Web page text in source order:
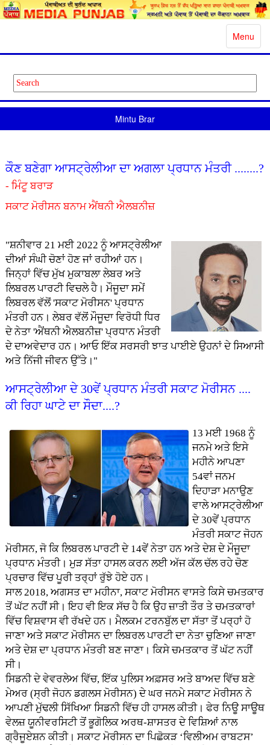
Toggle
Menu
Mintu Brar
ਕੌਣ ਬਣੇਗਾ ਆਸਟ੍ਰੇਲੀਆ ਦਾ ਅਗਲਾ ਪ੍ਰਧਾਨ ਮੰਤਰੀ ........?
- ਮਿੰਟੂ ਬਰਾੜ
ਸਕਾਟ ਮੋਰੀਸਨ ਬਨਾਮ ਐਂਥਨੀ ਐਲਬਨੀਜ਼
"ਸ਼ਨੀਵਾਰ 21 ਮਈ 2022 ਨੂੰ ਆਸਟ੍ਰੇਲੀਆ
ਦੀਆਂ ਸੰਘੀ ਚੋਣਾਂ ਹੋਣ ਜਾਂ ਰਹੀਆਂ ਹਨ।
ਜਿਨ੍ਹਾਂ ਵਿੱਚ ਮੁੱਖ ਮੁਕਾਬਲਾ ਲੇਬਰ ਅਤੇ
ਲਿਬਰਲ ਪਾਰਟੀ ਵਿਚਲੇ ਹੈ। ਮੌਜੂਦਾ ਸਮੇਂ
ਲਿਬਰਲ ਵੱਲੋਂ 'ਸਕਾਟ ਮੋਰੀਸਨ' ਪ੍ਰਧਾਨ
ਮੰਤਰੀ ਹਨ। ਲੇਬਰ ਵੱਲੋਂ ਮੌਜੂਦਾ ਵਿਰੋਧੀ ਧਿਰ
ਦੇ ਨੇਤਾ 'ਐਂਥਨੀ ਐਲਬਨੀਜ਼' ਪ੍ਰਧਾਨ ਮੰਤਰੀ
ਦੇ ਦਾਅਵੇਦਾਰ ਹਨ। ਆਓ ਇੱਕ ਸਰਸਰੀ ਝਾਤ ਪਾਈਏ ਉਹਨਾਂ ਦੇ ਸਿਆਸੀ
ਅਤੇ ਨਿੱਜੀ ਜੀਵਨ ਉੱਤੇ।"
ਆਸਟ੍ਰੇਲੀਆ ਦੇ 30ਵੇਂ ਪ੍ਰਧਾਨ ਮੰਤਰੀ ਸਕਾਟ ਮੋਰੀਸਨ ....
ਕੀ ਰਿਹਾ ਘਾਟੇ ਦਾ ਸੌਦਾ....?
13 ਮਈ 1968 ਨੂੰ
ਜਨਮੇ ਅਤੇ ਇਸੇ
ਮਹੀਨੇ ਆਪਣਾ
54ਵਾਂ ਜਨਮ
ਦਿਹਾੜਾ ਮਨਾਉਣ
ਵਾਲੇ ਆਸਟ੍ਰੇਲੀਆ
ਦੇ 30ਵੇਂ ਪ੍ਰਧਾਨ
ਮੰਤਰੀ ਸਕਾਟ ਜੋਹਨ
ਮੋਰੀਸਨ, ਜੋ ਕਿ ਲਿਬਰਲ ਪਾਰਟੀ ਦੇ 14ਵੇਂ ਨੇਤਾ ਹਨ ਅਤੇ ਦੇਸ਼ ਦੇ ਮੌਜੂਦਾ
ਪ੍ਰਧਾਨ ਮੰਤਰੀ। ਮੁੜ ਸੱਤਾ ਹਾਸਲ ਕਰਨ ਲਈ ਅੱਜ ਕੱਲ ਚੱਲ ਰਹੇ ਚੋਣ
ਪ੍ਰਚਾਰ ਵਿੱਚ ਪੂਰੀ ਤਰ੍ਹਾਂ ਰੁੱਝੇ ਹੋਏ ਹਨ।
ਸਾਲ 2018, ਅਗਸਤ ਦਾ ਮਹੀਨਾ, ਸਕਾਟ ਮੋਰੀਸਨ ਵਾਸਤੇ ਕਿਸੇ ਚਮਤਕਾਰ
ਤੋਂ ਘੱਟ ਨਹੀਂ ਸੀ। ਇਹ ਵੀ ਇਕ ਸੱਚ ਹੈ ਕਿ ਉਹ ਜ਼ਾਤੀ ਤੌਰ ਤੇ ਚਮਤਕਾਰਾਂ
ਵਿੱਚ ਵਿਸ਼ਵਾਸ ਵੀ ਰੱਖਦੇ ਹਨ। ਮੈਲਕਮ ਟਰਨਬੁੱਲ ਦਾ ਸੱਤਾ ਤੋਂ ਪਰ੍ਹਾਂ ਹੋ
ਜਾਣਾ ਅਤੇ ਸਕਾਟ ਮੋਰੀਸਨ ਦਾ ਲਿਬਰਲ ਪਾਰਟੀ ਦਾ ਨੇਤਾ ਚੁਣਿਆ ਜਾਣਾ
ਅਤੇ ਦੇਸ਼ ਦਾ ਪ੍ਰਧਾਨ ਮੰਤਰੀ ਬਣ ਜਾਣਾ। ਕਿਸੇ ਚਮਤਕਾਰ ਤੋਂ ਘੱਟ ਨਹੀਂ
ਸੀ।
ਸਿਡਨੀ ਦੇ ਵੇਵਰਲੇਅ ਵਿੱਚ, ਇੱਕ ਪੁਲਿਸ ਅਫ਼ਸਰ ਅਤੇ ਬਾਅਦ ਵਿੱਚ ਬਣੇ
ਮੇਅਰ (ਸ੍ਰੀ ਜੋਹਨ ਡਗਲਸ ਮੋਰੀਸਨ) ਦੇ ਘਰ ਜਨਮੇ ਸਕਾਟ ਮੋਰੀਸਨ ਨੇ
ਆਪਣੀ ਮੁੱਢਲੀ ਸਿੱਖਿਆ ਸਿਡਨੀ ਵਿੱਚ ਹੀ ਹਾਸਲ ਕੀਤੀ। ਫੇਰ ਨਿਊ ਸਾਊਥ
ਵੇਲਜ਼ ਯੂਨੀਵਰਸਿਟੀ ਤੋਂ ਭੂਗੋਲਿਕ ਅਰਥ-ਸ਼ਾਸਤਰ ਦੇ ਵਿਸ਼ਿਆਂ ਨਾਲ
ਗ੍ਰੈਜੂਏਸ਼ਨ ਕੀਤੀ। ਸਕਾਟ ਮੋਰੀਸਨ ਦਾ ਪਿਛੋਕੜ ‘ਵਿਲੀਅਮ ਰਾਬਟਸ’